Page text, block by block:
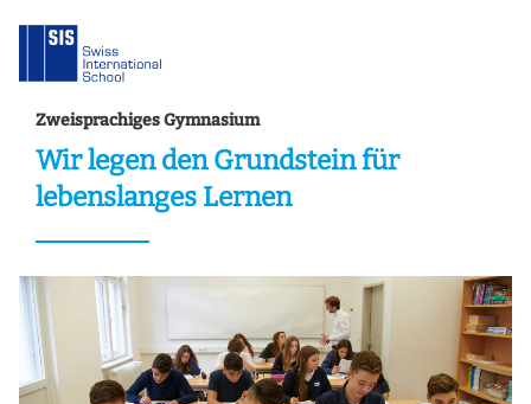
Zweisprachiges Gymnasium
Wir legen den Grundstein für
lebenslanges Lernen